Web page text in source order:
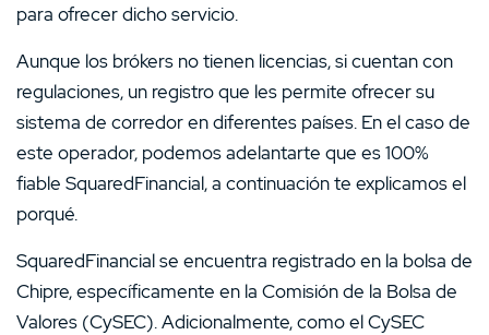
para ofrecer dicho servicio.
Aunque los brókers no tienen licencias, si cuentan con
regulaciones, un registro que les permite ofrecer su
sistema de corredor en diferentes países. En el caso de
este operador, podemos adelantarte que es 100%
fiable SquaredFinancial, a continuación te explicamos el
porqué.
SquaredFinancial se encuentra registrado en la bolsa de
Chipre, específicamente en la Comisión de la Bolsa de
Valores (CySEC). Adicionalmente, como el CySEC